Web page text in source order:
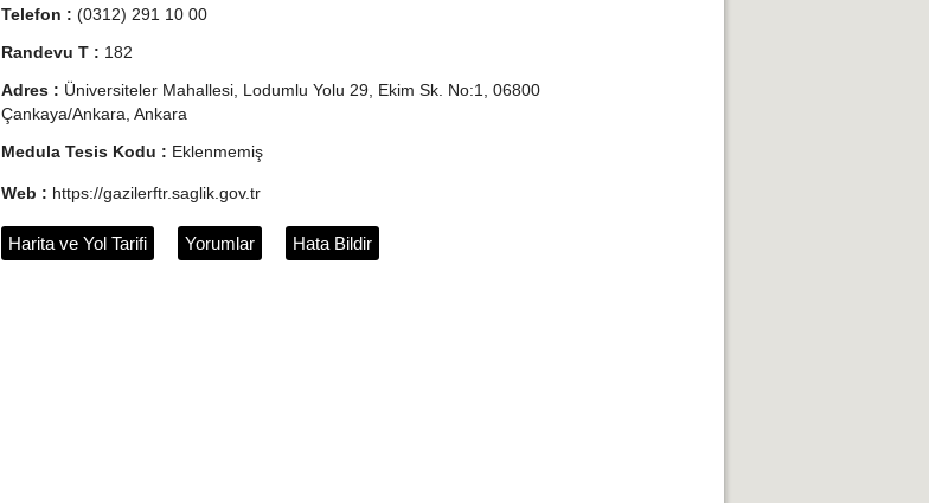
Telefon : (0312) 291 10 00
Randevu T : 182
Adres : Üniversiteler Mahallesi, Lodumlu Yolu 29, Ekim Sk. No:1, 06800
Çankaya/Ankara, Ankara
Medula Tesis Kodu : Eklenmemiş
Web : https://gazilerftr.saglik.gov.tr
Harita ve Yol Tarifi Yorumlar Hata Bildir